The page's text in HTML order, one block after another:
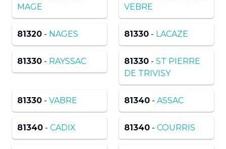
MAGE
VEBRE
81320 - NAGES 81330 - LACAZE
81330 - RAYSSAC 81330 - ST PIERRE
DE TRIVISY
81330 - VABRE 81340 - ASSAC
81340 - CADIX 81340 - COURRIS